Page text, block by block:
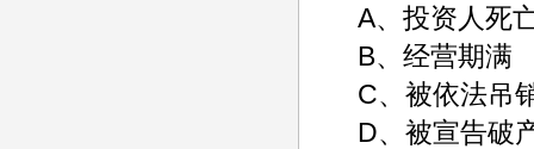
A、投资人死
B、经营期满
C、被依法吊
D、被宣告破